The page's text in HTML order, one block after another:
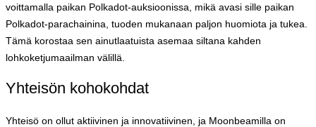
voittamalla paikan Polkadot-auksioonissa, mikä avasi sille paikan
Polkadot-parachainina, tuoden mukanaan paljon huomiota ja tukea.
Tämä korostaa sen ainutlaatuista asemaa siltana kahden
lohkoketjumaailman välillä.
Yhteisön kohokohdat
Yhteisö on ollut aktiivinen ja innovatiivinen, ja Moonbeamilla on